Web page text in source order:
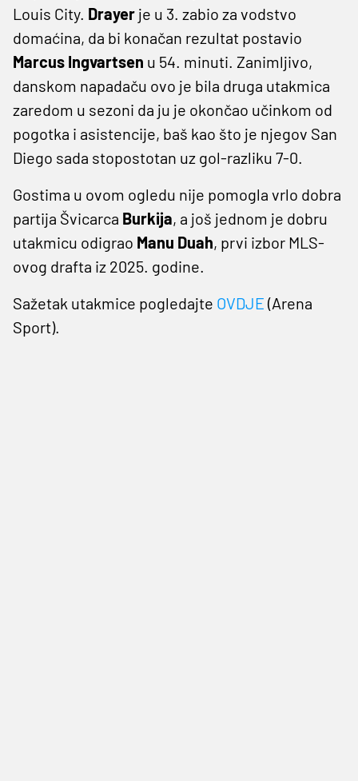
Louis City. Drayer je u 3. zabio za vodstvo
domaćina, da bi konačan rezultat postavio
Marcus Ingvartsen u 54. minuti. Zanimljivo,
danskom napadaču ovo je bila druga utakmica
zaredom u sezoni da ju je okončao učinkom od
pogotka i asistencije, baš kao što je njegov San
Diego sada stopostotan uz gol-razliku 7-0.
Gostima u ovom ogledu nije pomogla vrlo dobra
partija Švicarca Burkija, a još jednom je dobru
utakmicu odigrao Manu Duah, prvi izbor MLS-
ovog drafta iz 2025. godine.
Sažetak utakmice pogledajte OVDJE (Arena
Sport).